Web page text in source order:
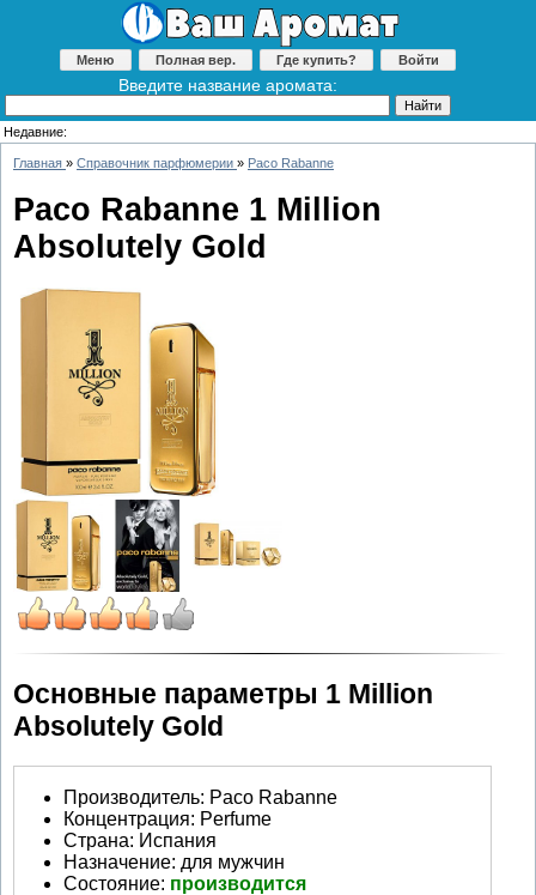
Меню Полная вер. Где купить? Войти
Введите название аромата:
Недавние:
Главная » Справочник парфюмерии » Paco Rabanne
Paco Rabanne 1 Million
Absolutely Gold
Основные параметры 1 Million
Absolutely Gold
Производитель: Paco Rabanne
Концентрация: Perfume
Страна: Испания
Назначение: для мужчин
Состояние: производится